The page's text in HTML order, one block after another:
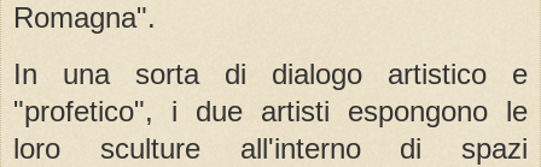
Romagna".
In una sorta di dialogo artistico e
"profetico", i due artisti espongono le
loro sculture all'interno di spazi